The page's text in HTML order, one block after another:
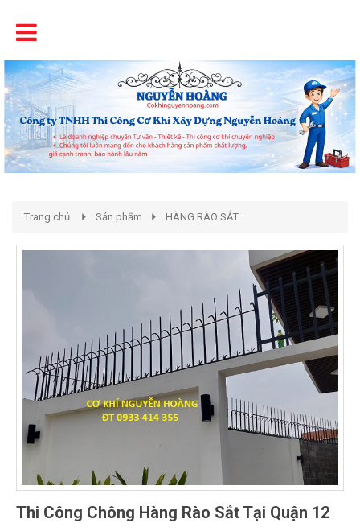
Trang chủ Sản phẩm HÀNG RÀO SẮT
Thi Công Chông Hàng Rào Sắt Tại Quận 12